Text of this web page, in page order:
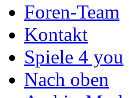
Foren-Team
Kontakt
Spiele 4 you
Nach oben